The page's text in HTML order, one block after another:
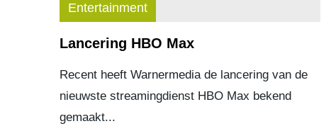
Entertainment
Lancering HBO Max
Recent heeft Warnermedia de lancering van de
nieuwste streamingdienst HBO Max bekend
gemaakt...